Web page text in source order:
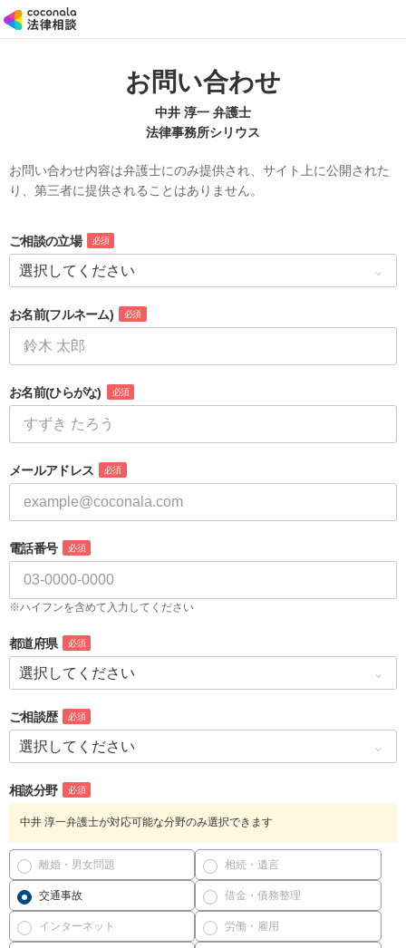
お問い合わせ
中井 淳一 弁護士
法律事務所シリウス
お問い合わせ内容は弁護士にのみ提供され、サイト上に公開された
り、第三者に提供されることはありません。
ご相談の立場 必須
お名前(フルネーム) 必須
お名前(ひらがな) 必須
メールアドレス 必須
電話番号 必須
※ハイフンを含めて入力してください
都道府県 必須
ご相談歴 必須
相談分野 必須
中井 淳一弁護士が対応可能な分野のみ選択できます
離婚・男女問題 相続・遺言
交通事故 借金・債務整理
インターネット 労働・雇用